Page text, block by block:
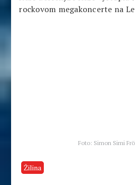
rockovom megakoncerte na
Foto: Simon Simi
Žilina